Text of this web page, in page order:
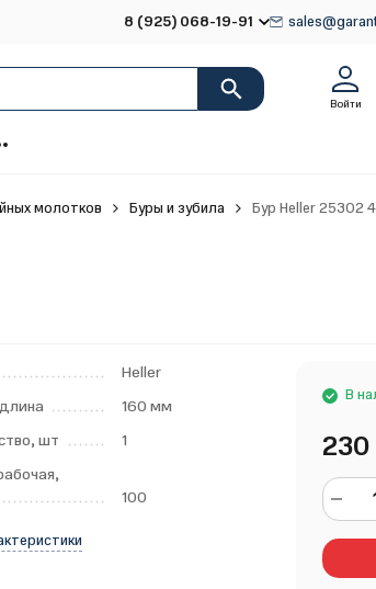
8 (925) 068-19-91
Войти
молотков Буры и зубила Бур Heller 25302
Heller
160 мм
шт
1
100
В
230